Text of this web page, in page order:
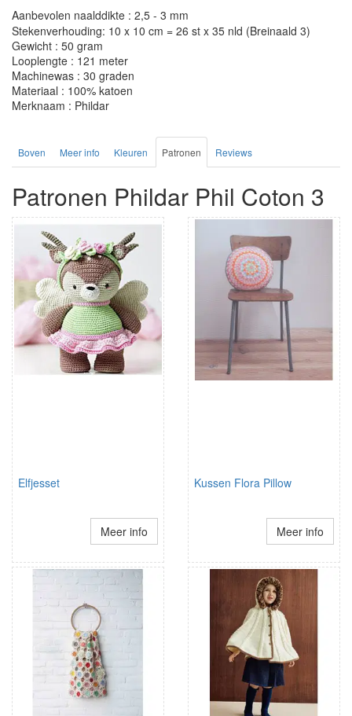
Aanbevolen naalddikte : 2,5 - 3 mm
Stekenverhouding: 10 x 10 cm = 26 st x 35 nld (Breinaald 3)
Gewicht : 50 gram
Looplengte : 121 meter
Machinewas : 30 graden
Materiaal : 100% katoen
Merknaam : Phildar
Boven Meer info Kleuren Patronen Reviews
Patronen Phildar Phil Coton 3
Elfjesset
Meer info
Kussen Flora Pillow
Meer info